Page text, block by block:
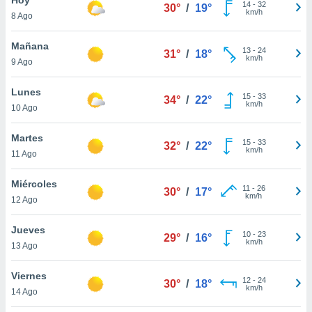
en
más
nuestra
de
cookies
aceptar
8 Ago
30° / 19° 14- 32
km/h
Mañana
9 Ago
31° / 18° 13- 24
km/h
Lunes
10 Ago
34° / 22° 15- 33
km/h
Martes
11 Ago
32° / 22° 15- 33
km/h
Miércoles
12 Ago
30° / 17° 11 - 26
km/h
Jueves
13 Ago
29° / 16° 10- 23
km/h
Viernes
14 Ago
30° / 18° 12- 24
km/h